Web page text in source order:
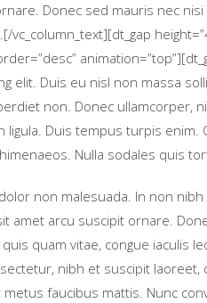
Donec sed mauris nec
vc_column_text][dt_gap
elit. Duis eu nisl non massa
non. Donec ullamcorper,
ligula. Duis tempus turpis
Nulla sodales quis
non malesuada. In non
amet arcu suscipit ornare.
quam vitae, congue iaculis
nibh et suscipit
metus faucibus mattis. Nunc